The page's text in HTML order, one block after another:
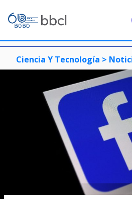
Ciencia Y Tecnología >